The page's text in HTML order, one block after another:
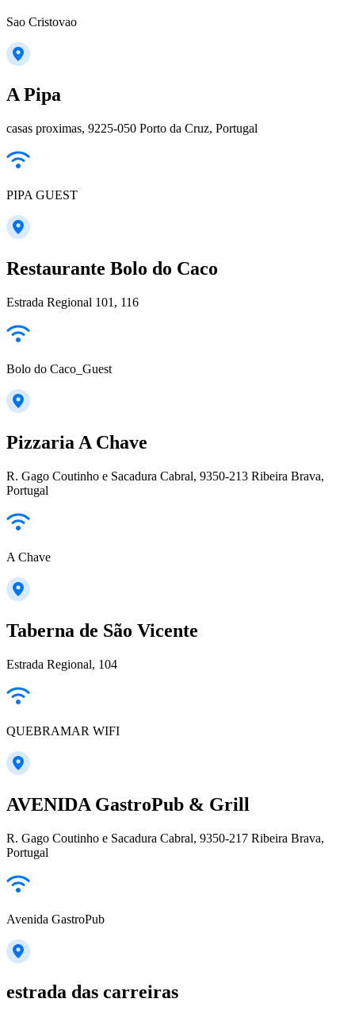
Sao Cristovao
A Pipa
casas proximas, 9225-050 Porto da Cruz, Portugal
PIPA GUEST
Restaurante Bolo do Caco
Estrada Regional 101, 116
Bolo do Caco_Guest
Pizzaria A Chave
R. Gago Coutinho e Sacadura Cabral, 9350-213 Ribeira Brava,
Portugal
A Chave
Taberna de São Vicente
Estrada Regional, 104
QUEBRAMAR WIFI
AVENIDA GastroPub & Grill
R. Gago Coutinho e Sacadura Cabral, 9350-217 Ribeira Brava,
Portugal
Avenida GastroPub
estrada das carreiras